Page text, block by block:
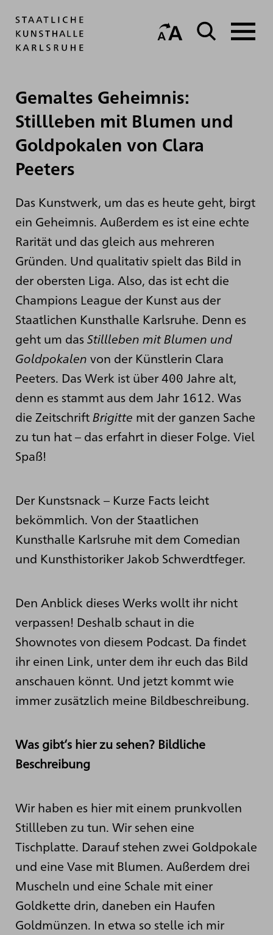
Gemaltes Geheimnis:
Stillleben mit Blumen und
Goldpokalen von Clara
Peeters
Das Kunstwerk, um das es heute geht, birgt
ein Geheimnis. Außerdem es ist eine echte
Rarität und das gleich aus mehreren
Gründen. Und qualitativ spielt das Bild in
der obersten Liga. Also, das ist echt die
Champions League der Kunst aus der
Staatlichen Kunsthalle Karlsruhe. Denn es
geht um das Stillleben mit Blumen und
Goldpokalen von der Künstlerin Clara
Peeters. Das Werk ist über 400 Jahre alt,
denn es stammt aus dem Jahr 1612. Was
die ZeitschriftBrigitte mit der ganzen Sache
zu tun hat – das erfahrt in dieser Folge. Viel
Spaß!
Der Kunstsnack – Kurze Facts leicht
bekömmlich. Von der Staatlichen
Kunsthalle Karlsruhe mit dem Comedian
und Kunsthistoriker Jakob Schwerdtfeger.
Den Anblick dieses Werks wollt ihr nicht
verpassen! Deshalb schaut in die
Shownotes von diesem Podcast. Da findet
ihr einen Link, unter dem ihr euch das Bild
anschauen könnt. Und jetzt kommt wie
immer zusätzlich meine Bildbeschreibung.
Was gibt‘s hier zu sehen? Bildliche
Beschreibung
Wir haben es hier mit einem prunkvollen
Stillleben zu tun. Wir sehen eine
Tischplatte. Darauf stehen zwei Goldpokale
und eine Vase mit Blumen. Außerdem drei
Muscheln und eine Schale mit einer
Goldkette drin, daneben ein Haufen
Goldmünzen. In etwa so stelle ich mir